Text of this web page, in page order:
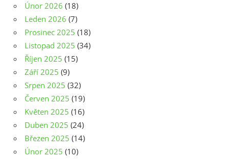
Únor 2026 (18)
Leden 2026 (7)
Prosinec 2025 (18)
Listopad 2025 (34)
Říjen 2025 (15)
Září 2025 (9)
Srpen 2025 (32)
Červen 2025 (19)
Květen 2025 (16)
Duben 2025 (24)
Březen 2025 (14)
Únor 2025 (10)